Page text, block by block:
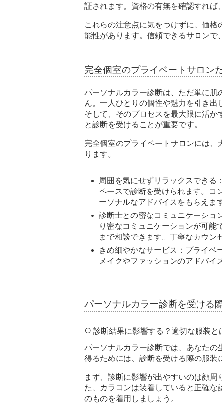
証されます。資格の有無を確認すれば
これらの注意点に気をつけずに、価
能性があります。信頼できるサロンで
完全個室のプライベートサロン
パーソナルカラー診断は、ただ単に
ん。一人ひとりの個性や魅力を引き出
そして、そのプロセスを最大限に活か
と診断を受けることが重要です。
完全個室のプライベートサロンには
ります。
周囲を気にせずリラックスできる
ペースで診断を受けられます。コ
ーソナルなアドバイスをもらえます
診断士との密なコミュニケーショ
り密なコミュニケーションが可能
まで相談できます。丁寧なカウン
きめ細やかなサービス：プライベ
メイクやファッションのアドバイ
パーソナルカラー診断を受ける
診断結果に影響する？適切な服装と
パーソナルカラー診断では、あなたの
得るためには、診断を受ける際の服装
まず、診断に影響が出やすいのは顔
た、カラコンは装着していると正確
のものを着用しましょう。